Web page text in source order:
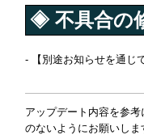
◈ 不具合の
- 【別途お知らせを通じ
アップデート内容を参
のないようにお願いしま